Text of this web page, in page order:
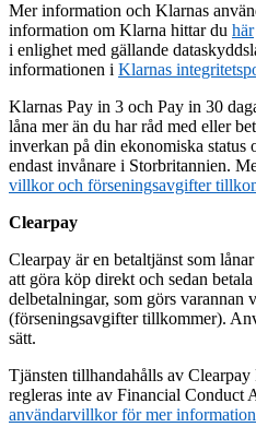
Mer information och Klarnas
information om Klarna hittar du här
i enlighet med gällande
informationen i Klarnas
Klarnas Pay in 3 och Pay in 30
låna mer än du har råd med eller
inverkan på din ekonomiska status
endast invånare i Storbritannien.
villkor och förseningsavgifter
Clearpay
Clearpay är en betaltjänst som
att göra köp direkt och sedan
delbetalningar, som görs varannan
(förseningsavgifter tillkommer).
sätt.
Tjänsten tillhandahålls av
regleras inte av Financial Conduct
användarvillkor för mer